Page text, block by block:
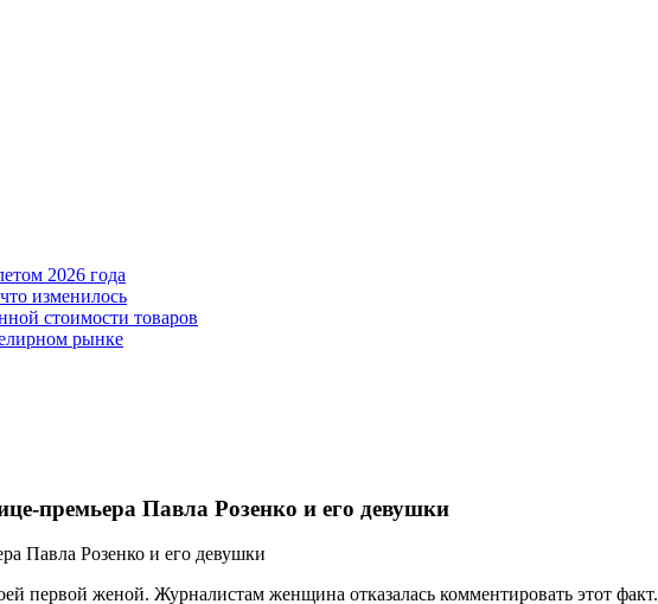
2026 года
изменилось
стоимости товаров
рынке
премьера Павла Розенко и его девушки
первой женой. Журналистам женщина отказалась комментировать этот факт.